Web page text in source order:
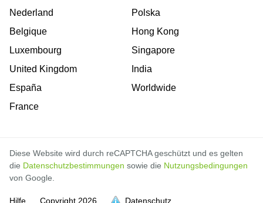
Nederland
Belgique
Luxembourg
United Kingdom
España
France
Polska
Hong Kong
Singapore
India
Worldwide
Diese Website wird durch reCAPTCHA geschützt und es gelten
die Datenschutzbestimmungen sowie die Nutzungsbedingungen
von Google.
Hilfe Copyright 2026 Datenschutz